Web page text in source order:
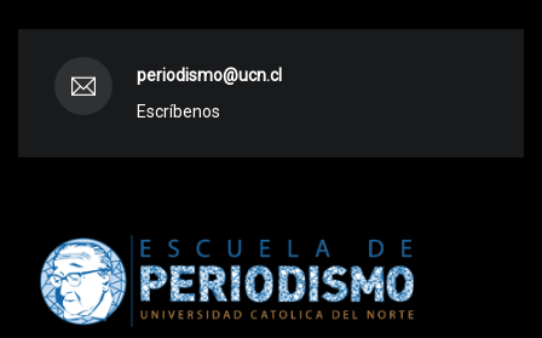
periodismo@ucn.cl
Escríbenos